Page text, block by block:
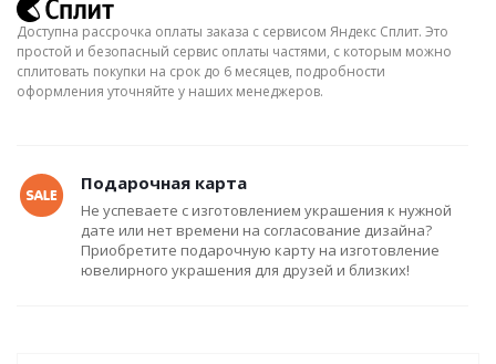
Доступна рассрочка оплаты заказа с сервисом Яндекс Сплит. Это
простой и безопасный сервис оплаты частями, с которым можно
сплитовать покупки на срок до 6 месяцев, подробности
оформления уточняйте у наших менеджеров.
Подарочная карта
Не успеваете с изготовлением украшения к нужной
дате или нет времени на согласование дизайна?
Приобретите подарочную карту на изготовление
ювелирного украшения для друзей и близких!